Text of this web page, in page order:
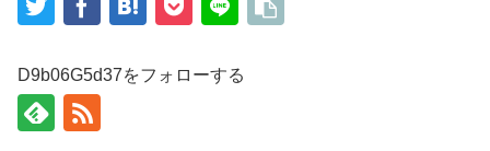
D9b06G5d37をフォローする